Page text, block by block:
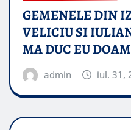
GEMENELE DIN
VELICIU SI
MA DUC EU
admin iul. 31,